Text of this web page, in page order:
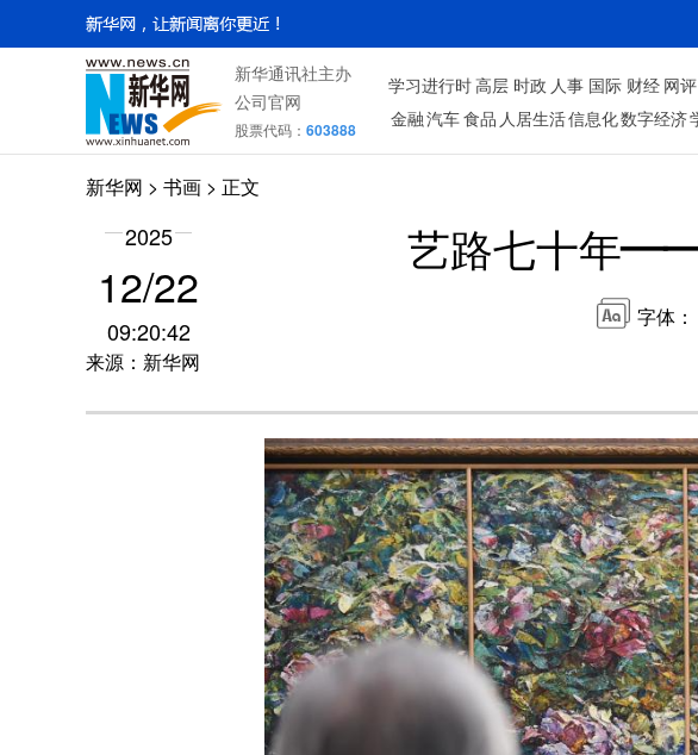
新华通讯社主办
公司官网
股票代码： 603888
学习进行时 高层 时政 人事 国际 财经 网评
金融 汽车 食品 人居生活信息化数字经济
新华网 > 书画 > 正文
2025
12/22
09:20:42
来源：新华网
艺路七十年——
字体：